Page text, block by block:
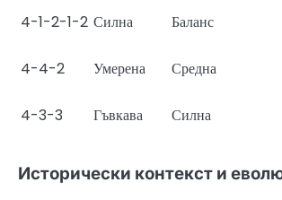
4-1-2-1-2 Силна Баланс
4-4-2
Умерена Средна
4-3-3
Гъвкава Силна
Исторически контекст и